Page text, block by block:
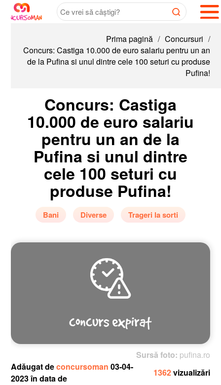
Prima pagină / Concursuri /
Concurs: Castiga 10.000 de euro salariu pentru un an
de la Pufina si unul dintre cele 100 seturi cu produse
Pufina!
Concurs: Castiga
10.000 de euro salariu
pentru un an de la
Pufina si unul dintre
cele 100 seturi cu
produse Pufina!
Bani Diverse Trageri la sorti
Sursă foto:pufina.ro
Adăugat deconcursoman03-04-
2023 în data de
1362vizualizări